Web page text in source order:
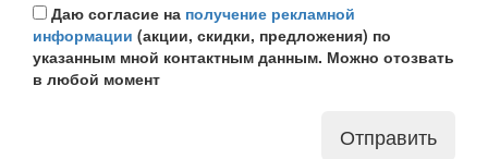
Даю согласие на получение рекламной
информации (акции, скидки, предложения) по
указанным мной контактным данным. Можно отозвать
в любой момент
Отправить